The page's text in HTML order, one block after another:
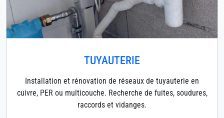
TUYAUTERIE
Installation et rénovation de réseaux de tuyauterie en
cuivre, PER ou multicouche. Recherche de fuites, soudures,
raccords et vidanges.